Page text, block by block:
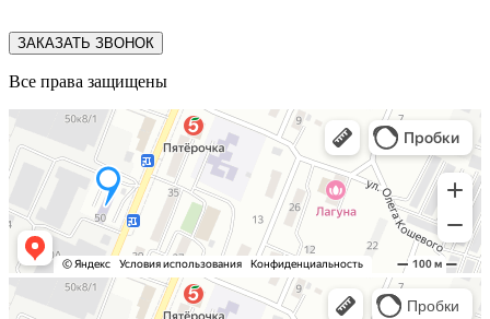
ЗАКАЗАТЬ ЗВОНОК
Все права защищены